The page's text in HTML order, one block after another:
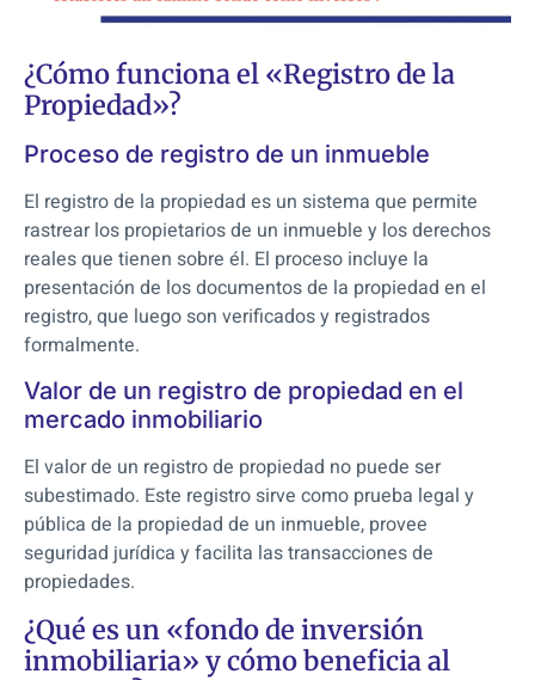
¿Cómo funciona el «Registro de la
Propiedad»?
Proceso de registro de un inmueble
El registro de la propiedad es un sistema que permite
rastrear los propietarios de un inmueble y los derechos
reales que tienen sobre él. El proceso incluye la
presentación de los documentos de la propiedad en el
registro, que luego son verificados y registrados
formalmente.
Valor de un registro de propiedad en el
mercado inmobiliario
El valor de un registro de propiedad no puede ser
subestimado. Este registro sirve como prueba legal y
pública de la propiedad de un inmueble, provee
seguridad jurídica y facilita las transacciones de
propiedades.
¿Qué es un «fondo de inversión
inmobiliaria» y cómo beneficia al